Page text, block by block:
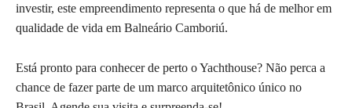
investir, este empreendimento representa o que há de melhor em
qualidade de vida em Balneário Camboriú.
Está pronto para conhecer de perto o Yachthouse? Não perca a
chance de fazer parte de um marco arquitetônico único no